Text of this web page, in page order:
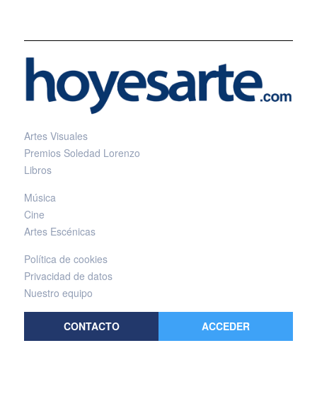
Artes Visuales
Premios Soledad Lorenzo
Libros
Música
Cine
Artes Escénicas
Política de cookies
Privacidad de datos
Nuestro equipo
CONTACTO ACCEDER